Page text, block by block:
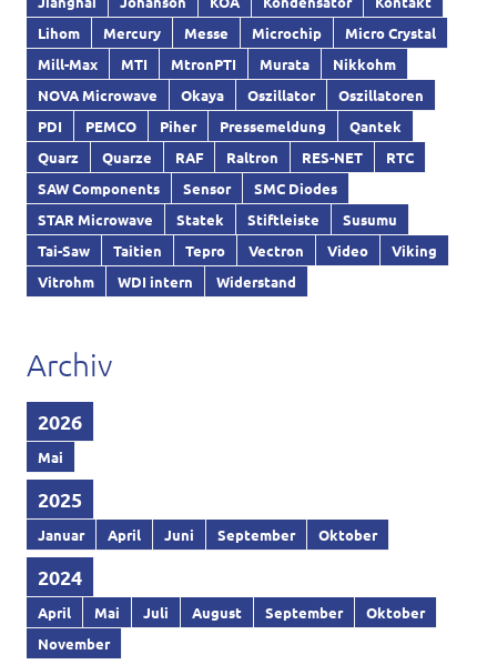
Lihom
Mercury Messe Microchip
Micro Crystal
Mill-Max
MTI MtronPTI Murata
Nikkohm
NOVA Microwave
Okaya Oszillator
Oszillatoren
PDI
PEMCO Piher Pressemeldung
Qantek
Quarz
Quarze RAF Raltron RES-NET
RTC
SAW Components
Sensor
SMC Diodes
STAR Microwave
Statek Stiftleiste
Susumu
Tai-Saw
Taitien Tepro Vectron Video
Viking
Vitrohm
WDI intern Widerstand
Archiv
2026
Mai
2025
Januar April Juni September Oktober
2024
April Mai Juli August September
Oktober
November